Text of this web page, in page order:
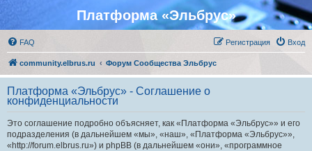
Платформа «Эльбрус»
FAQ Вход
Регистрация
community.elbrus.ru Форум Сообщества Эльбрус
Платформа «Эльбрус» - Соглашение о
конфиденциальности
Это соглашение подробно объясняет, как «Платформа «Эльбрус»» и его
подразделения (в дальнейшем «мы», «наш», «Платформа «Эльбрус»»,
«http://forum.elbrus.ru») и phpBB (в дальнейшем «они», «программное